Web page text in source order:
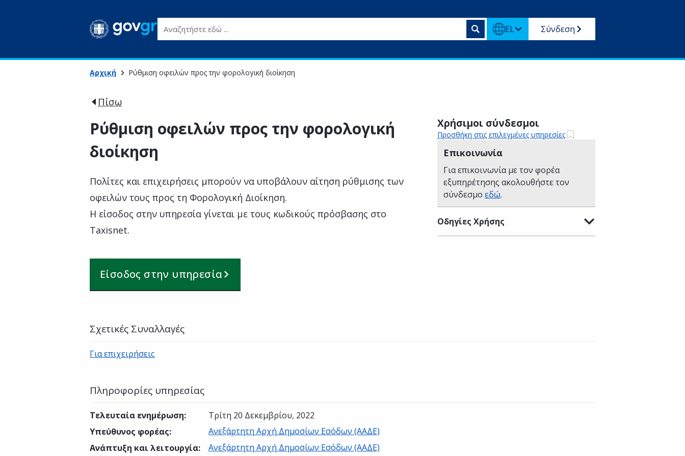
Αναζητήστε εδώ ... EL Σύνδεση
Αρχική Ρύθμιση οφειλών προς την φορολογική διοίκηση
Πίσω
Ρύθμιση οφειλών προς την φορολογική
διοίκηση
Πολίτες και επιχειρήσεις μπορούν να υποβάλουν αίτηση ρύθμισης των
οφειλών τους προς τη Φορολογική Διοίκηση.
Η είσοδος στην υπηρεσία γίνεται με τους κωδικούς πρόσβασης στο
Taxisnet.
Είσοδος στην υπηρεσία
Χρήσιμοι σύνδεσμοι
Προσθήκη στις επιλεγμένες υπηρεσίες
Επικοινωνία
Για επικοινωνία με τον φορέα
εξυπηρέτησης ακολουθήστε τον
σύνδεσμο εδώ.
Οδηγίες Χρήσης
Σχετικές Συναλλαγές
Για επιχειρήσεις
Πληροφορίες υπηρεσίας
Τελευταία ενημέρωση:
Τρίτη 20 Δεκεμβρίου, 2022
Υπεύθυνος φορέας:
Ανεξάρτητη Αρχή Δημοσίων Εσόδων (ΑΑΔΕ)
Ανάπτυξη και λειτουργία: Ανεξάρτητη Αρχή Δημοσίων Εσόδων (ΑΑΔΕ)